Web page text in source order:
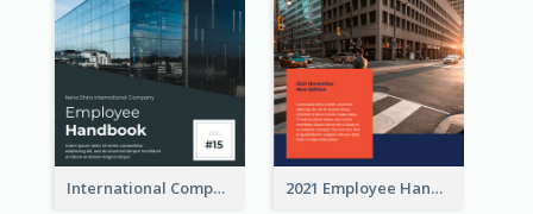
International Company Handbook 2021 Employee Handbook